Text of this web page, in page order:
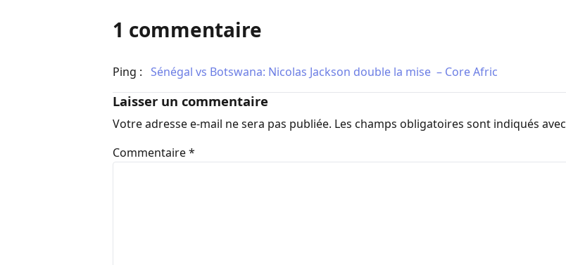
1 commentaire
Ping : ​Sénégal vs Botswana: Nicolas Jackson double la mise – Core Afric
Laisser un commentaire
Votre adresse e-mail ne sera pas publiée. Les champs obligatoires sont indiqués avec
Commentaire*